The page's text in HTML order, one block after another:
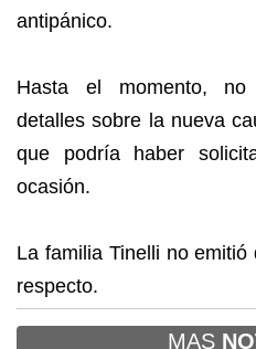
antipánico.
Hasta el momento, no
detalles sobre la nueva
que podría haber
ocasión.
La familia Tinelli no emitió
respecto.
MAS